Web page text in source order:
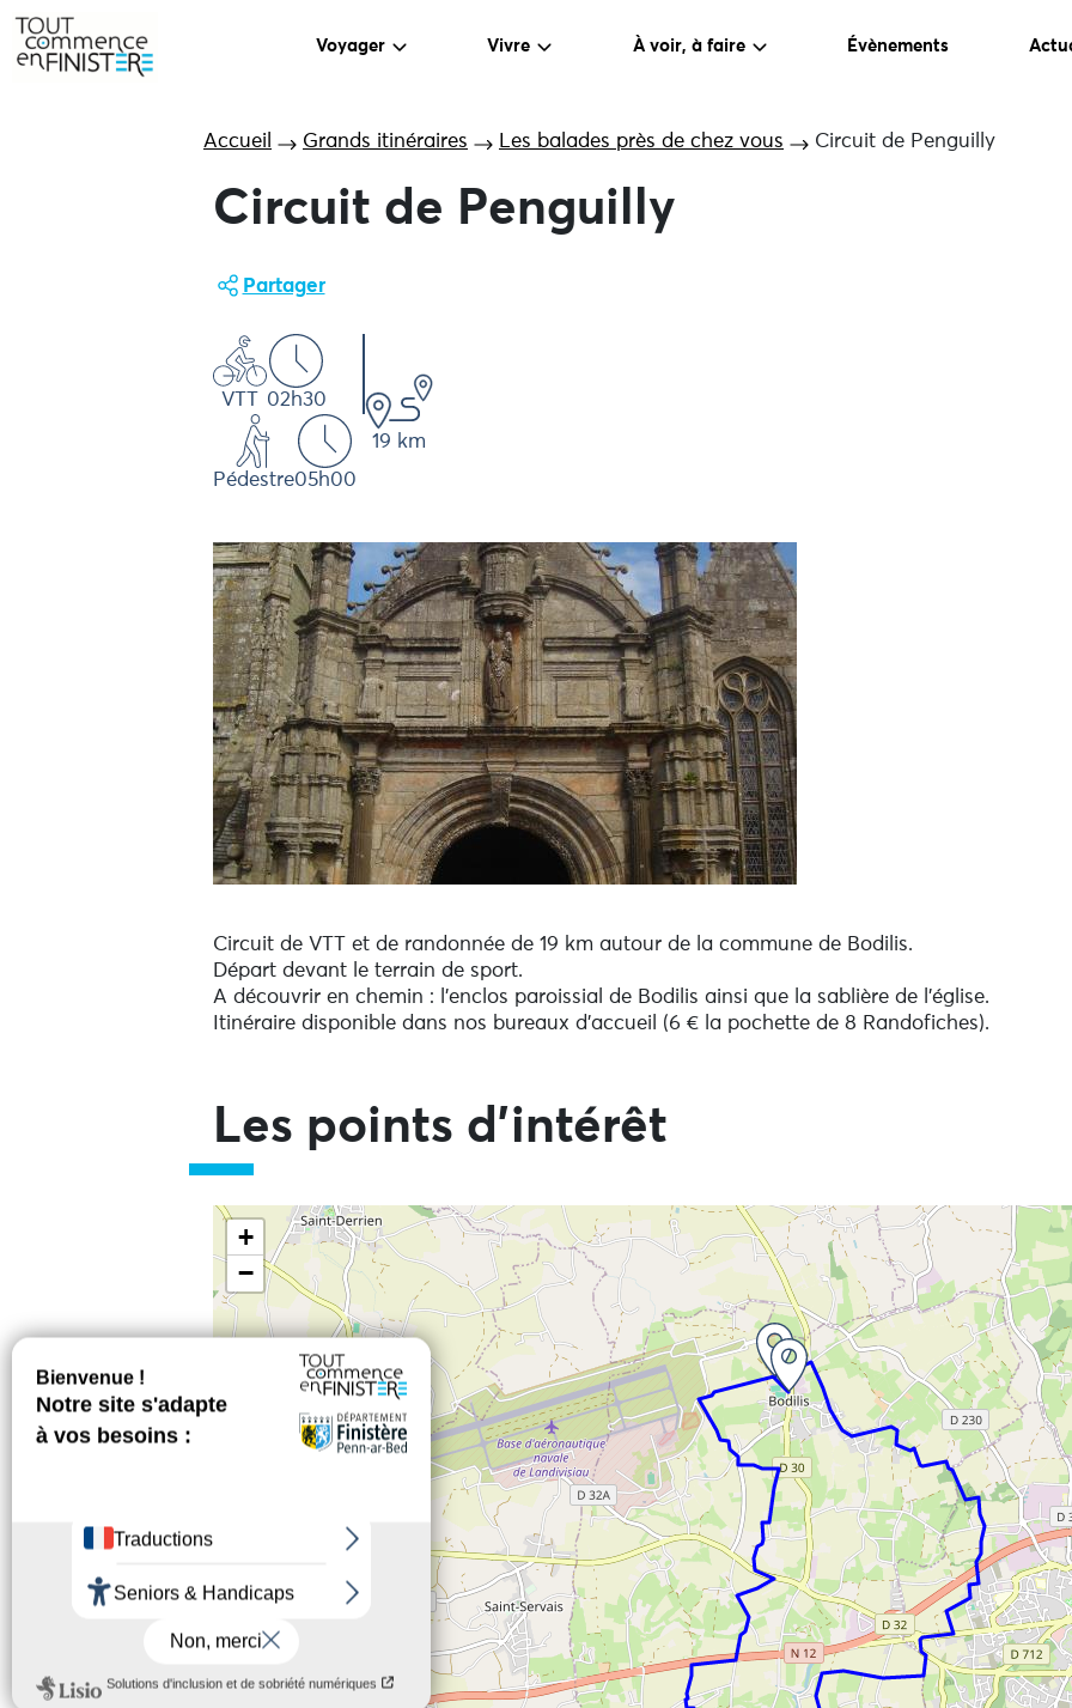
Voyager Vivre À voir, à faire Évènements
Accueil Grands itinéraires Les balades près de chez vous Circuit de Penguilly
Circuit de Penguilly
Partager
VTT 02h30
Pédestre05h00
19 km
Circuit de VTT et de randonnée de 19 km autour de la commune de Bodilis.
Départ devant le terrain de sport.
A découvrir en chemin : l'enclos paroissial de Bodilis ainsi que la sablière de l'église.
Itinéraire disponible dans nos bureaux d'accueil (6 € la pochette de 8 Randofiches).
Les points d'intérêt
Ne pas consulter la carte et aller directement aux informations
+
−